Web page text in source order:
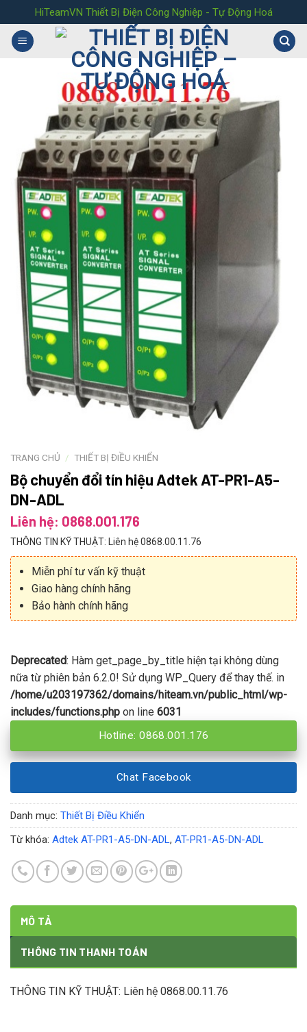
to
content
HiTeamVN Thiết Bị Điện Công Nghiệp - Tự Động Hoá
TRANG CHỦ / THIẾT BỊ ĐIỀU KHIỂN
Bộ chuyển đổi tín hiệu Adtek AT-PR1-A5-
DN-ADL
Liên hệ: 0868.001.176
THÔNG TIN KỸ THUẬT: Liên hệ 0868.00.11.76
Miễn phí tư vấn kỹ thuật
Giao hàng chính hãng
Bảo hành chính hãng
Deprecated: Hàm get_page_by_title hiện tại không dùng
nữa từ phiên bản 6.2.0! Sử dụng WP_Query để thay thế. in
/home/u203197362/domains/hiteam.vn/public_html/wp-
includes/functions.php on line 6031
Hotline: 0868.001.176
Chat Facebook
Danh mục: Thiết Bị Điều Khiển
Từ khóa: Adtek AT-PR1-A5-DN-ADL, AT-PR1-A5-DN-ADL
MÔ TẢ
THÔNG TIN THANH TOÁN
THÔNG TIN KỸ THUẬT: Liên hệ 0868.00.11.76